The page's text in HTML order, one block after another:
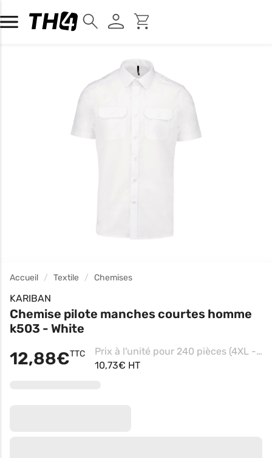
Accueil Textile Chemises
KARIBAN
Chemise pilote manches courtes homme
k503 - White
12,88€TTC
Prix à l'unité pour 240 pièces (4XL - White)
10,73€ HT